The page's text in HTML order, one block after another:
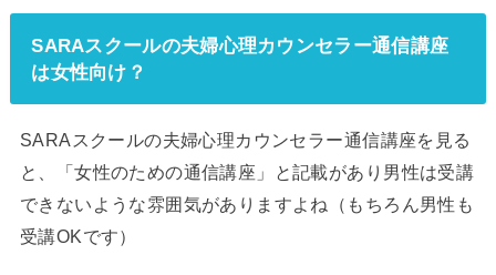
SARAスクールの夫婦心理カウンセラー通信講座
は女性向け？
SARAスクールの夫婦心理カウンセラー通信講座を見る
と、「女性のための通信講座」と記載があり男性は受講
できないような雰囲気がありますよね（もちろん男性も
受講OKです）